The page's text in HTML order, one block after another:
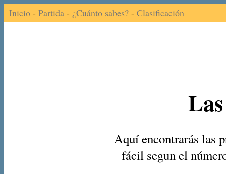
Inicio - Partida - ¿Cuánto sabes? - Clasificación
Aquí encontrarás las
fácil segun el